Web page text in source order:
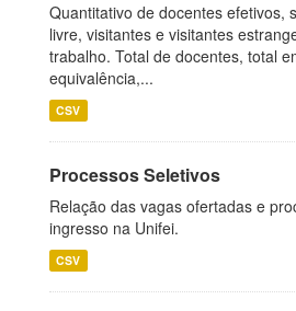
Quantitativo de docentes efetivos,
livre, visitantes e visitantes
trabalho. Total de docentes, total
equivalência,...
CSV
Processos Seletivos
Relação das vagas ofertadas e
ingresso na Unifei.
CSV